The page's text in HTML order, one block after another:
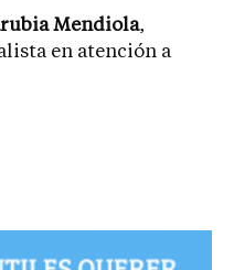
Mendiola,
en atención a